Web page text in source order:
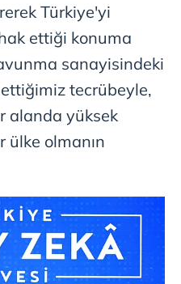
Türkiye'yi
ettiği konuma
sanayisindeki
ettiğimiz tecrübeyle,
alanda yüksek
ülke olmanın